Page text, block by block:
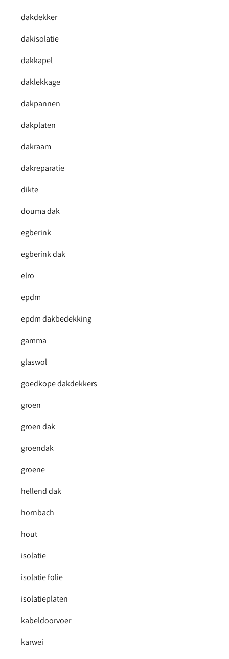
dakdekker
dakisolatie
dakkapel
daklekkage
dakpannen
dakplaten
dakraam
dakreparatie
dikte
douma dak
egberink
egberink dak
elro
epdm
epdm dakbedekking
gamma
glaswol
goedkope dakdekkers
groen
groen dak
groendak
groene
hellend dak
hornbach
hout
isolatie
isolatie folie
isolatieplaten
kabeldoorvoer
karwei